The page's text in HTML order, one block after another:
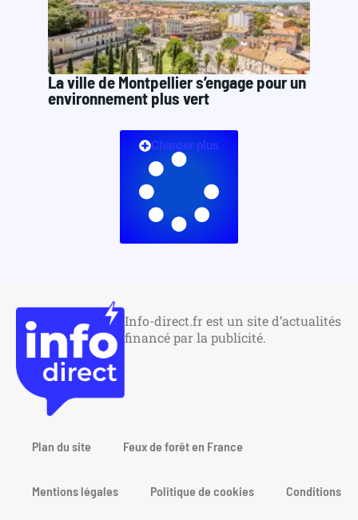
La ville de Montpellier s’engage pour un
environnement plus vert
Charger plus
Info-direct.fr est un site d’actualités
financé par la publicité.
Plan du site Feux de forêt en France
Mentions légales Politique de cookies Conditions